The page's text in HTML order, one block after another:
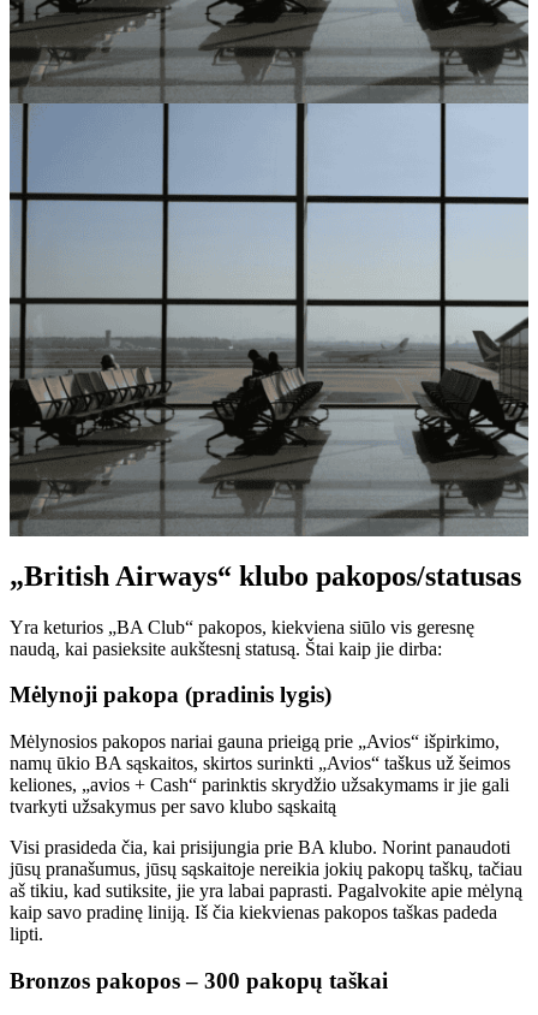
„British Airways“ klubo pakopos/statusas
Yra keturios „BA Club“ pakopos, kiekviena siūlo vis geresnę
naudą, kai pasieksite aukštesnį statusą. Štai kaip jie dirba:
Mėlynoji pakopa (pradinis lygis)
Mėlynosios pakopos nariai gauna prieigą prie „Avios“ išpirkimo,
namų ūkio BA sąskaitos, skirtos surinkti „Avios“ taškus už šeimos
keliones, „avios + Cash“ parinktis skrydžio užsakymams ir jie gali
tvarkyti užsakymus per savo klubo sąskaitą
Visi prasideda čia, kai prisijungia prie BA klubo. Norint panaudoti
jūsų pranašumus, jūsų sąskaitoje nereikia jokių pakopų taškų, tačiau
aš tikiu, kad sutiksite, jie yra labai paprasti. Pagalvokite apie mėlyną
kaip savo pradinę liniją. Iš čia kiekvienas pakopos taškas padeda
lipti.
Bronzos pakopos – 300 pakopų taškai